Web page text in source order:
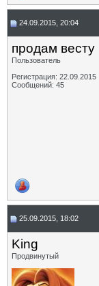
24.09.2015, 20:04
продам весту
Пользователь
Регистрация: 22.09.2015
Сообщений: 45
25.09.2015, 18:02
King
Продвинутый